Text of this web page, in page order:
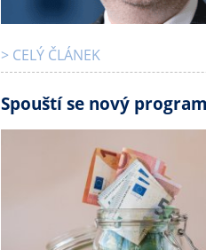
> CELÝ ČLÁNEK
Spouští se nový